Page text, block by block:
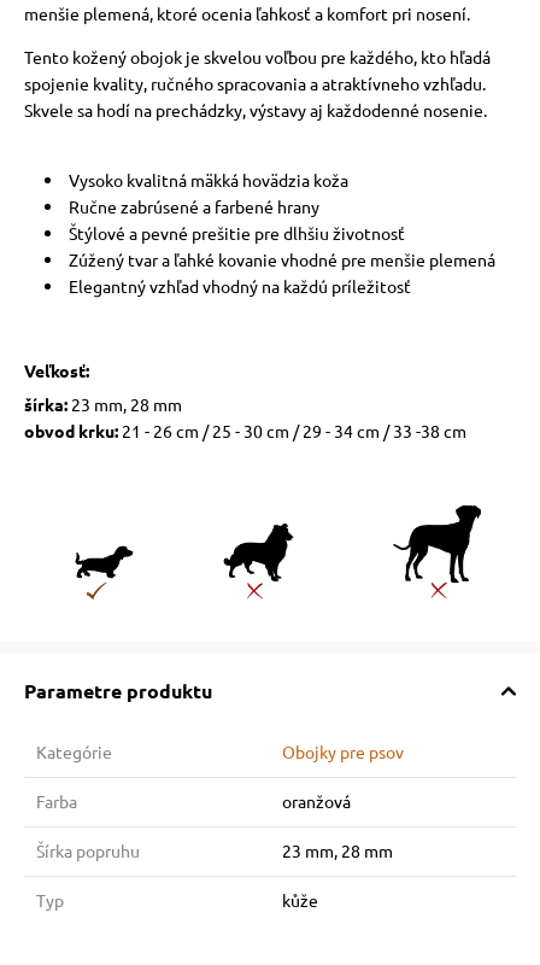
menšie plemená, ktoré ocenia ľahkosť a komfort pri nosení.
Tento kožený obojok je skvelou voľbou pre každého, kto hľadá
spojenie kvality, ručného spracovania a atraktívneho vzhľadu.
Skvele sa hodí na prechádzky, výstavy aj každodenné nosenie.
Vysoko kvalitná mäkká hovädzia koža
Ručne zabrúsené a farbené hrany
Štýlové a pevné prešitie pre dlhšiu životnosť
Zúžený tvar a ľahké kovanie vhodné pre menšie plemená
Elegantný vzhľad vhodný na každú príležitosť
Veľkosť:
šírka:23 mm, 28 mm
obvod krku:21 - 26 cm / 25 - 30 cm / 29 - 34 cm / 33 -38 cm
Parametre produktu
Kategórie Obojky pre psov
Farba oranžová
Šírka popruhu 23 mm, 28 mm
Typ kůže